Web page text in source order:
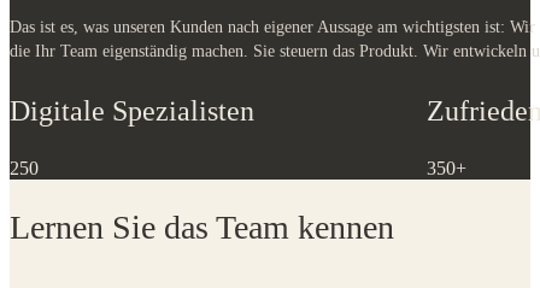
Digitale Spezialisten
250 350+
Lernen Sie das Team kennen
Einen Unterschied zu machen ist nicht unser Slogan. Es ist der Grund,